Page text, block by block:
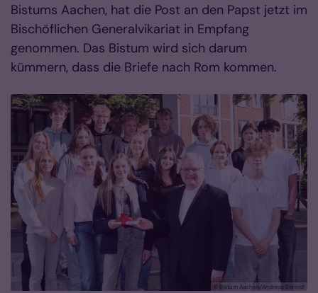
Bistums Aachen, hat die Post an den Papst jetzt im
Bischöflichen Generalvikariat in Empfang
genommen. Das Bistum wird sich darum
kümmern, dass die Briefe nach Rom kommen.
© Bistum Aachen/Andreas Steindl